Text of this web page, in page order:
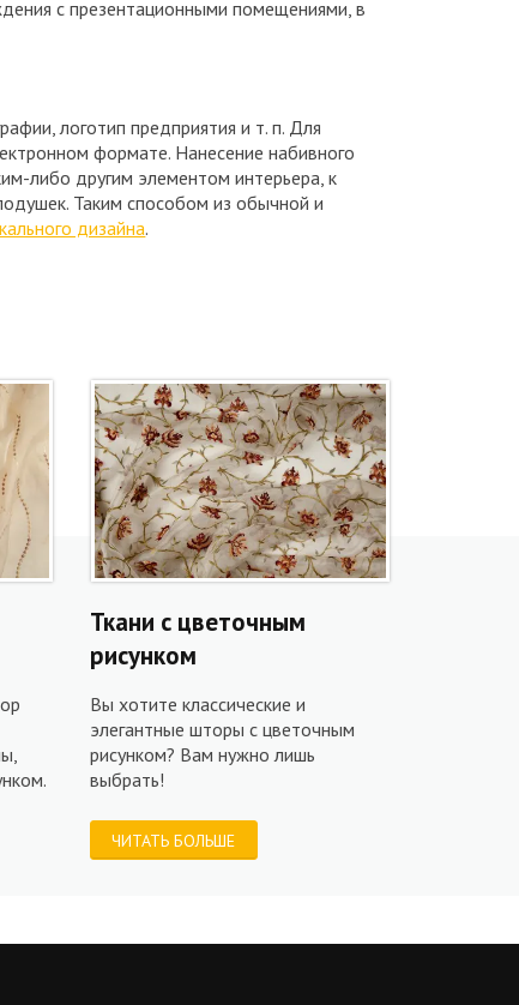
с презентационными помещениями, в
логотип предприятия и т. п. Для
формате. Нанесение набивного
либо другим элементом интерьера, к
Таким способом из обычной и
дизайна.
Ткани с цветочным
рисунком
Вы хотите классические и
элегантные шторы с цветочным
рисунком? Вам нужно лишь
выбрать!
ЧИТАТЬ БОЛЬШЕ